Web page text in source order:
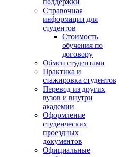
поддержки
Справочная
информация для
студентов
Cтоимость
обучения по
договору
Обмен студентами
Практика и
стажировка студентов
Перевод из других
вузов и внутри
академии
Оформление
студенческих
проездных
документов
Официальные